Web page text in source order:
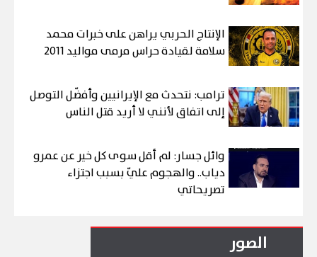
الإنتاج الحربي يراهن على خبرات محمد
سلامة لقيادة حراس مرمى مواليد 2011
ترامب: نتحدث مع الإيرانيين وأفضّل التوصل
إلى اتفاق لأنني لا أريد قتل الناس
وائل جسار: لم أقل سوى كل خير عن عمرو
دياب.. والهجوم عليّ بسبب اجتزاء
تصريحاتي
الصور